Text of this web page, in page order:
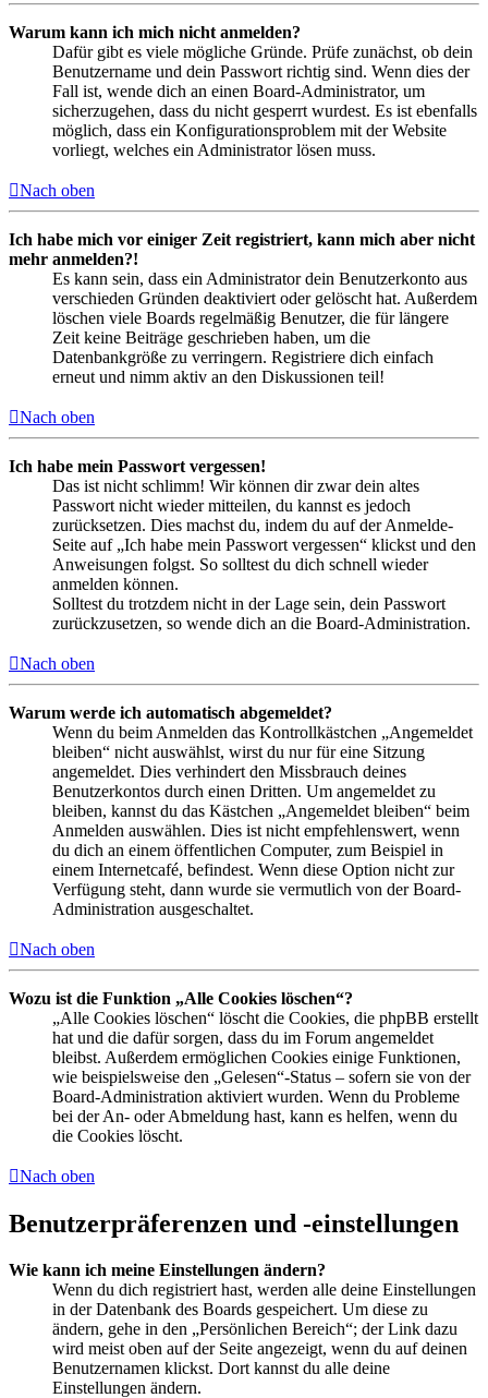
Warum kann ich mich nicht anmelden?
Dafür gibt es viele mögliche Gründe. Prüfe zunächst, ob dein
Benutzername und dein Passwort richtig sind. Wenn dies der
Fall ist, wende dich an einen Board-Administrator, um
sicherzugehen, dass du nicht gesperrt wurdest. Es ist ebenfalls
möglich, dass ein Konfigurationsproblem mit der Website
vorliegt, welches ein Administrator lösen muss.
Nach oben
Ich habe mich vor einiger Zeit registriert, kann mich aber nicht
mehr anmelden?!
Es kann sein, dass ein Administrator dein Benutzerkonto aus
verschieden Gründen deaktiviert oder gelöscht hat. Außerdem
löschen viele Boards regelmäßig Benutzer, die für längere
Zeit keine Beiträge geschrieben haben, um die
Datenbankgröße zu verringern. Registriere dich einfach
erneut und nimm aktiv an den Diskussionen teil!
Nach oben
Ich habe mein Passwort vergessen!
Das ist nicht schlimm! Wir können dir zwar dein altes
Passwort nicht wieder mitteilen, du kannst es jedoch
zurücksetzen. Dies machst du, indem du auf der Anmelde-
Seite auf „Ich habe mein Passwort vergessen“ klickst und den
Anweisungen folgst. So solltest du dich schnell wieder
anmelden können.
Solltest du trotzdem nicht in der Lage sein, dein Passwort
zurückzusetzen, so wende dich an die Board-Administration.
Nach oben
Warum werde ich automatisch abgemeldet?
Wenn du beim Anmelden das Kontrollkästchen „Angemeldet
bleiben“ nicht auswählst, wirst du nur für eine Sitzung
angemeldet. Dies verhindert den Missbrauch deines
Benutzerkontos durch einen Dritten. Um angemeldet zu
bleiben, kannst du das Kästchen „Angemeldet bleiben“ beim
Anmelden auswählen. Dies ist nicht empfehlenswert, wenn
du dich an einem öffentlichen Computer, zum Beispiel in
einem Internetcafé, befindest. Wenn diese Option nicht zur
Verfügung steht, dann wurde sie vermutlich von der Board-
Administration ausgeschaltet.
Nach oben
Wozu ist die Funktion „Alle Cookies löschen“?
„Alle Cookies löschen“ löscht die Cookies, die phpBB erstellt
hat und die dafür sorgen, dass du im Forum angemeldet
bleibst. Außerdem ermöglichen Cookies einige Funktionen,
wie beispielsweise den „Gelesen“-Status – sofern sie von der
Board-Administration aktiviert wurden. Wenn du Probleme
bei der An- oder Abmeldung hast, kann es helfen, wenn du
die Cookies löscht.
Nach oben
Benutzerpräferenzen und -einstellungen
Wie kann ich meine Einstellungen ändern?
Wenn du dich registriert hast, werden alle deine Einstellungen
in der Datenbank des Boards gespeichert. Um diese zu
ändern, gehe in den „Persönlichen Bereich“; der Link dazu
wird meist oben auf der Seite angezeigt, wenn du auf deinen
Benutzernamen klickst. Dort kannst du alle deine
Einstellungen ändern.